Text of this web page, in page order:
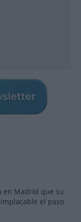
en Madrid que su
el paso